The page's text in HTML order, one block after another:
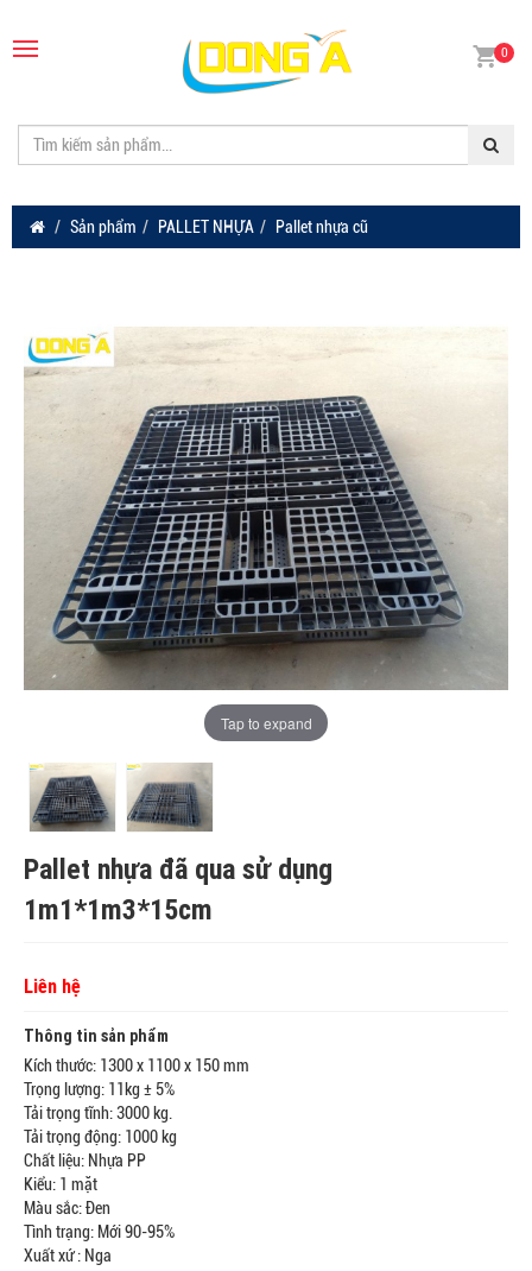
0
Sản phẩm PALLET NHỰA Pallet nhựa cũ
Tap to expand
Pallet nhựa đã qua sử dụng
1m1*1m3*15cm
Liên hệ
Thông tin sản phẩm
Kích thước: 1300 x 1100 x 150 mm
Trọng lượng: 11kg ± 5%
Tải trọng tĩnh: 3000 kg.
Tải trọng động: 1000 kg
Chất liệu: Nhựa PP
Kiểu: 1 mặt
Màu sắc: Đen
Tình trạng: Mới 90-95%
Xuất xứ : Nga